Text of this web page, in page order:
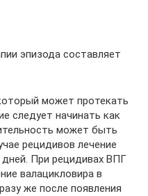
эпизода составляет
может протекать
следует начинать как
может быть
рецидивов лечение
При рецидивах ВПГ
валацикловира в
же после появления